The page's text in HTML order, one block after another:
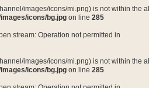
images/icons/mi.png) is not within the
icons/bg.jpg on line 285
stream: Operation not permitted in
images/icons/mi.png) is not within the
icons/bg.jpg on line 285